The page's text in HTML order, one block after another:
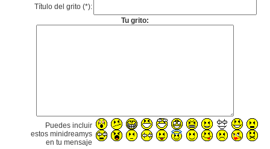
Título del grito (*):
Tu grito:
Puedes incluir
estos minidreamys
en tu mensaje